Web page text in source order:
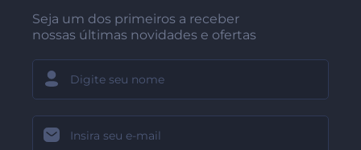
Seja um dos primeiros a receber
nossas últimas novidades e ofertas